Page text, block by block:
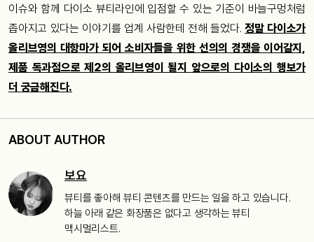
이슈와 함께 다이소 뷰티라인에 입점할 수 있는 기준이 바늘구멍처럼
좁아지고 있다는 이야기를 업계 사람한테 전해 들었다. 정말 다이소가
올리브영의 대항마가 되어 소비자들을 위한 선의의 경쟁을 이어갈지,
제품 독과점으로 제2의 올리브영이 될지 앞으로의 다이소의 행보가
더 궁금해진다.
ABOUT AUTHOR
보요
뷰티를 좋아해 뷰티 콘텐츠를 만드는 일을 하고 있습니다.
하늘 아래 같은 화장품은 없다고 생각하는 뷰티
맥시멀리스트.